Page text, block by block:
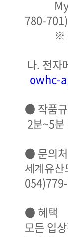
My
780-701)
※ 파
나. 전자
owhc-
● 작품
2분~5
● 문의처
세계유
● 혜택
모든 입